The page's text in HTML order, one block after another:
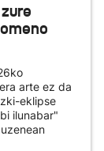
arte ez da
eklipse
ilunabar"